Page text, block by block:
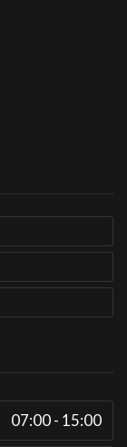
07:00 - 15:00